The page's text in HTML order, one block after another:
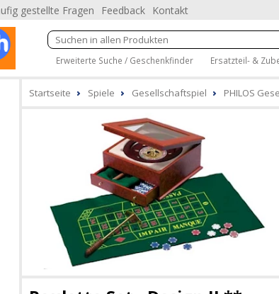
gestellte Fragen Feedback Kontakt
Erweiterte Suche / Geschenkfinder Ersatzteil- &
Startseite Spiele Gesellschaftspiel PHILOS